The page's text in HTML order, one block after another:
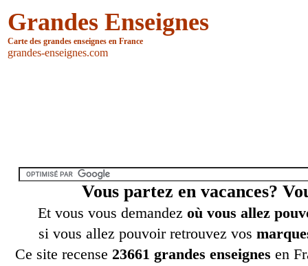
Grandes Enseignes
Carte des grandes enseignes en France
grandes-enseignes.com
Vous partez en vacances?
Et vous vous demandez où vous allez
si vous allez pouvoir retrouvez vos
Ce site recense 23661 grandes enseignes en